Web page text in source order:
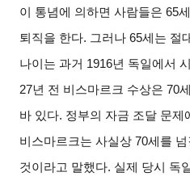
이 통념에 의하면 사람들은 65
퇴직을 한다. 그러나 65세는 절
나이는 과거 1916년 독일에서
27년 전 비스마르크 수상은 70
바 있다. 정부의 자금 조달 문제
비스마르크는 사실상 70세를
것이라고 말했다. 실제 당시 독